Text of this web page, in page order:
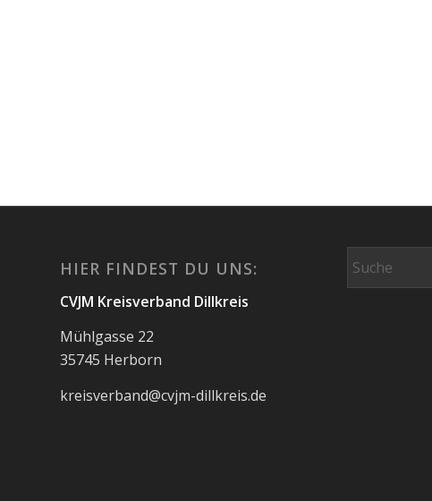
HIER FINDEST DU UNS:
CVJM Kreisverband Dillkreis
Mühlgasse 22
35745 Herborn
kreisverband@cvjm-dillkreis.de